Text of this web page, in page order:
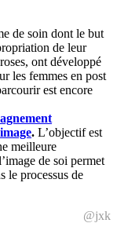
de soin dont le but
de leur
ont développé
les femmes en post
est encore
. L’objectif est
meilleure
de soi permet
le processus de
@jxk